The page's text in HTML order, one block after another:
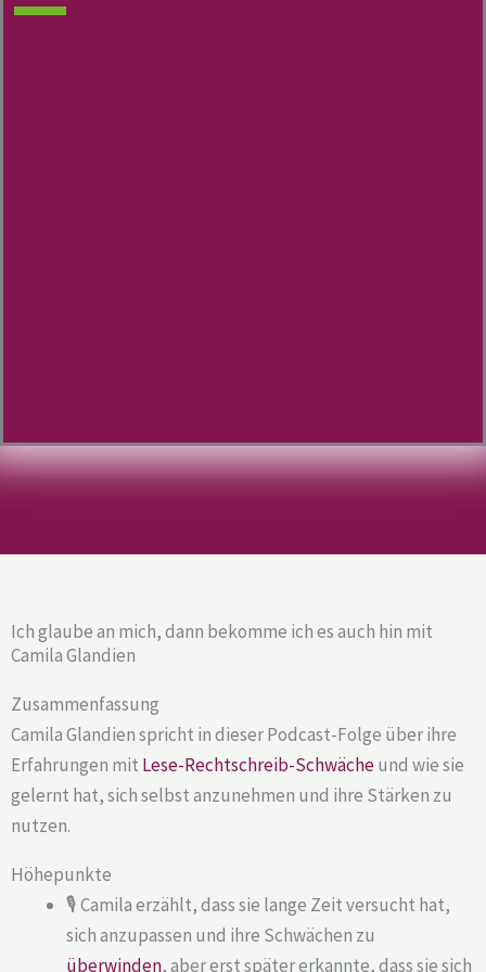
Ich glaube an mich, dann bekomme ich es auch hin mit
Camila Glandien
Zusammenfassung
Camila Glandien spricht in dieser Podcast-Folge über ihre
Erfahrungen mit Lese-Rechtschreib-Schwächeund wie sie
gelernt hat, sich selbst anzunehmen und ihre Stärken zu
nutzen.
Höhepunkte
🎙️ Camila erzählt, dass sie lange Zeit versucht hat,
sich anzupassen und ihre Schwächen zu
überwinden, aber erst später erkannte, dass sie sich